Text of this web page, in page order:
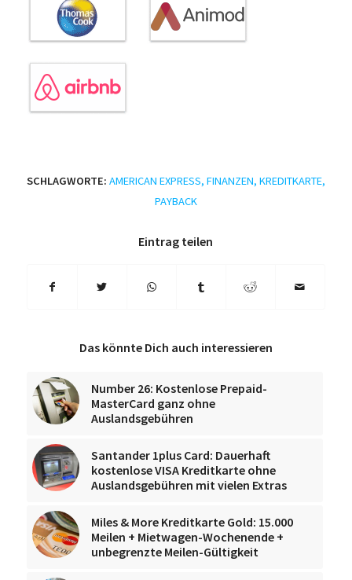
SCHLAGWORTE: AMERICAN EXPRESS, FINANZEN, KREDITKARTE,
PAYBACK
Eintrag teilen
Das könnte Dich auch interessieren
Number 26: Kostenlose Prepaid-
MasterCard ganz ohne
Auslandsgebühren
Santander 1plus Card: Dauerhaft
kostenlose VISA Kreditkarte ohne
Auslandsgebühren mit vielen Extras
Miles & More Kreditkarte Gold: 15.000
Meilen + Mietwagen-Wochenende +
unbegrenzte Meilen-Gültigkeit